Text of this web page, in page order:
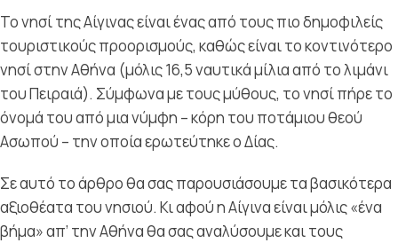
Το νησί της Αίγινας είναι ένας από τους πιο δημοφιλείς
τουριστικούς προορισμούς, καθώς είναι το κοντινότερο
νησί στην Αθήνα (μόλις 16,5 ναυτικά μίλια από το λιμάνι
του Πειραιά). Σύμφωνα με τους μύθους, το νησί πήρε το
όνομά του από μια νύμφη – κόρη του ποτάμιου θεού
Ασωπού – την οποία ερωτεύτηκε ο Δίας.
Σε αυτό το άρθρο θα σας παρουσιάσουμε τα βασικότερα
αξιοθέατα του νησιού. Κι αφού η Αίγινα είναι μόλις «ένα
βήμα» απ’ την Αθήνα θα σας αναλύσουμε και τους